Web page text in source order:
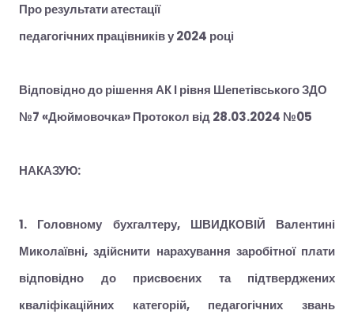
Про результати атестації
педагогічних працівників у 2024 році
Відповідно до рішення АК І рівня Шепетівського ЗДО
№7 «Дюймовочка» Протокол від 28.03.2024 №05
НАКАЗУЮ:
1. Головному бухгалтеру, ШВИДКОВІЙ Валентині
Миколаївні, здійснити нарахування заробітної плати
відповідно до присвоєних та підтверджених
кваліфікаційних категорій, педагогічних звань